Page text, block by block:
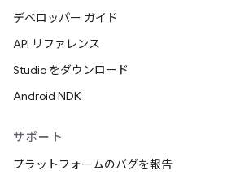
デベロッパー ガイド
API リファレンス
Studio をダウンロード
Android NDK
サポート
プラットフォームのバグを報告